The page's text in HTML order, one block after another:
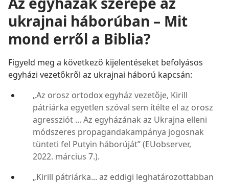
ukrajnai háborúban – Mit
mond erről a Biblia?
Figyeld meg a következő kijelentéseket befolyásos
egyházi vezetőkről az ukrajnai háború kapcsán:
„Az orosz ortodox egyház vezetője, Kirill
pátriárka egyetlen szóval sem ítélte el az orosz
agressziót ... Az egyházának az Ukrajna elleni
módszeres propagandakampánya jogosnak
tünteti fel Putyin háborúját” (EUobserver,
2022. március 7.).
„Kirill pátriárka... az eddigi leghatározottabban